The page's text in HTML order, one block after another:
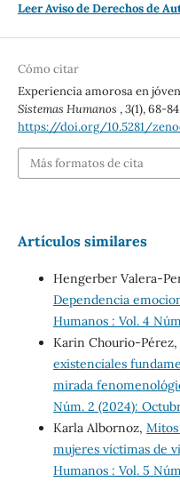
Leer Aviso de Derechos de
Cómo citar
Experiencia amorosa en
Sistemas Humanos ,3(1), 68-
https://doi.org/10.5281/
Más formatos de cita
Artículos similares
Hengerber Valera-
Dependencia
Humanos : Vol. 4
Karin Chourio-Pérez,
existenciales
mirada
Núm. 2 (2024):
Karla Albornoz,
mujeres víctimas de
Humanos : Vol. 5